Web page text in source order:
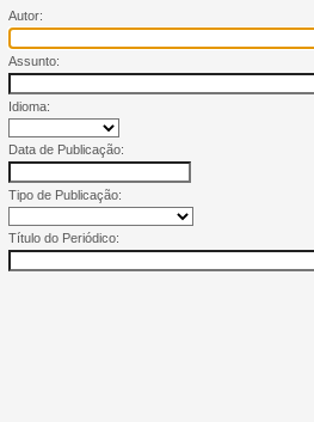
Autor:
Assunto:
Idioma:
Data de Publicação:
Tipo de Publicação:
Título do Periódico: